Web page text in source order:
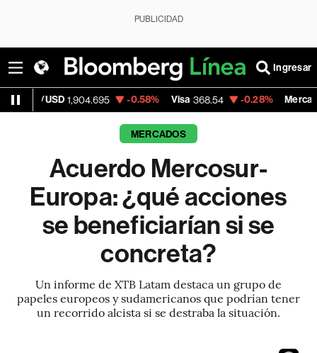
PUBLICIDAD
Ingresar
1,904.695 -0.58% Visa 368.54 -0.28% MercadoLibre
MERCADOS
Acuerdo Mercosur-
Europa: ¿qué acciones
se beneficiarían si se
concreta?
Un informe de XTB Latam destaca un grupo de
papeles europeos y sudamericanos que podrían tener
un recorrido alcista si se destraba la situación.